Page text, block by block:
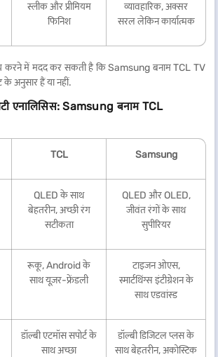
स्लीक और प्रीमियम
फिनिश
व्यावहारिक, अक्सर
सरल लेकिन कार्यात्मक
में मदद कर सकती है कि Samsung बनाम TCL TV
अनुसार हैं या नहीं.
एनालिसिस: Samsung बनाम TCL
TCL Samsung
QLED के साथ
बेहतरीन, अच्छी रंग
सटीकता
QLED और OLED,
जीवंत रंगों के साथ
सुपीरियर
रूकू, Android के
साथ यूज़र-फ्रेंडली
टाइजन ओएस,
स्मार्टथिंग्स इंटीग्रेशन के
साथ एडवांस्ड
डॉल्बी एटमॉस सपोर्ट के
साथ अच्छा
डॉल्बी डिजिटल प्लस के
साथ बेहतरीन, अकोस्टिक